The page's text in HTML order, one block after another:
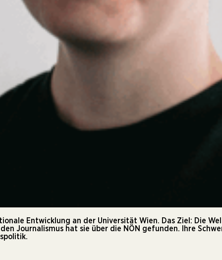
Entwicklung an der Universität Wien. Das Ziel: Die
Journalismus hat sie über die NÖN gefunden. Ihre